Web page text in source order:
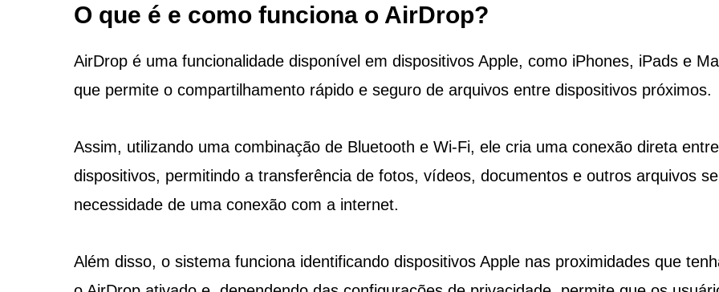
O que é e como funciona o AirDrop?
AirDrop é uma funcionalidade disponível em dispositivos Apple, como iPhones, iPads e
que permite o compartilhamento rápido e seguro de arquivos entre dispositivos próximos.
Assim, utilizando uma combinação de Bluetooth e Wi-Fi, ele cria uma conexão direta
dispositivos, permitindo a transferência de fotos, vídeos, documentos e outros arquivos
necessidade de uma conexão com a internet.
Além disso, o sistema funciona identificando dispositivos Apple nas proximidades que